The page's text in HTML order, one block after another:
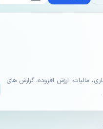
مالیات، ارزش افزوده، گزارش های